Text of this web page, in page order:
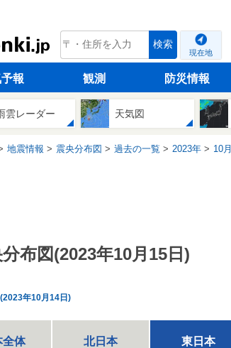
tenki.jp 検索
現在地
報 観測 防災情報
雲レーダー 天気図
地震情報 震央分布図 過去の一覧 2023年 10月
布図(2023年10月15日)
年10月14日)
全体 北日本 東日本